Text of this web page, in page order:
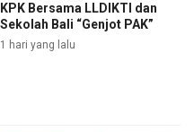
KPK Bersama LLDIKTI dan
Sekolah Bali “Genjot PAK”
1 hari yang lalu